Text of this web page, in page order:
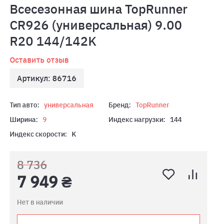
Всесезонная шина TopRunner
CR926 (универсальная) 9.00
R20 144/142K
Оставить отзыв
Артикул: 86716
Тип авто: универсальная Бренд:
TopRunner
Ширина:
9 Индекс нагрузки:
144
Индекс скорости:
K
8 736
7 949 ₴
Нет в наличии